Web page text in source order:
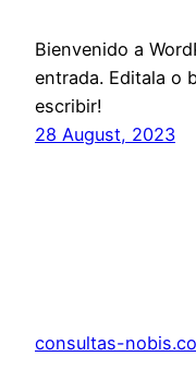
Bienvenido a
entrada. Editala o
escribir!
28 August, 2023
consultas-